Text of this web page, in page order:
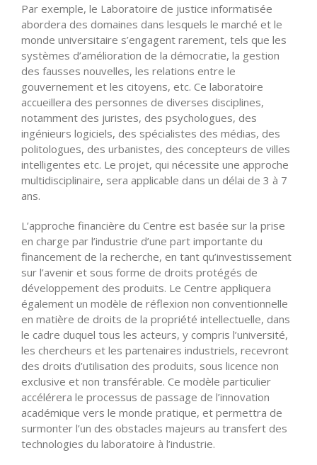
Par exemple, le Laboratoire de justice informatisée
abordera des domaines dans lesquels le marché et le
monde universitaire s’engagent rarement, tels que les
systèmes d’amélioration de la démocratie, la gestion
des fausses nouvelles, les relations entre le
gouvernement et les citoyens, etc. Ce laboratoire
accueillera des personnes de diverses disciplines,
notamment des juristes, des psychologues, des
ingénieurs logiciels, des spécialistes des médias, des
politologues, des urbanistes, des concepteurs de villes
intelligentes etc. Le projet, qui nécessite une approche
multidisciplinaire, sera applicable dans un délai de 3 à 7
ans.
L’approche financière du Centre est basée sur la prise
en charge par l’industrie d’une part importante du
financement de la recherche, en tant qu’investissement
sur l’avenir et sous forme de droits protégés de
développement des produits. Le Centre appliquera
également un modèle de réflexion non conventionnelle
en matière de droits de la propriété intellectuelle, dans
le cadre duquel tous les acteurs, y compris l’université,
les chercheurs et les partenaires industriels, recevront
des droits d’utilisation des produits, sous licence non
exclusive et non transférable. Ce modèle particulier
accélérera le processus de passage de l’innovation
académique vers le monde pratique, et permettra de
surmonter l’un des obstacles majeurs au transfert des
technologies du laboratoire à l’industrie.